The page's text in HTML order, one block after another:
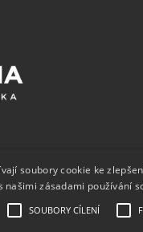
soubory cookie ke
našimi zásadami používání
SOUBORY CÍLENÍ